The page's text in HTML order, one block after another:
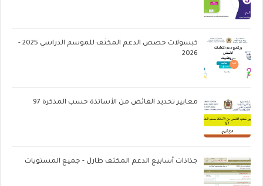
كبسولات حصص الدعم المكثف للموسم الدراسي 2025 -
2026
معايير تحديد الفائض من الأساتذة حسب المذكرة 97
جذاذات أسابيع الدعم المكثف طارل - جميع المستويات